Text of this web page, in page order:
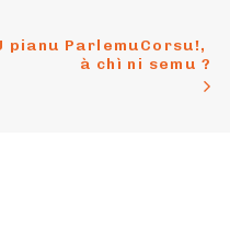
ParlemuCorsu!,
à chì ni semu ?